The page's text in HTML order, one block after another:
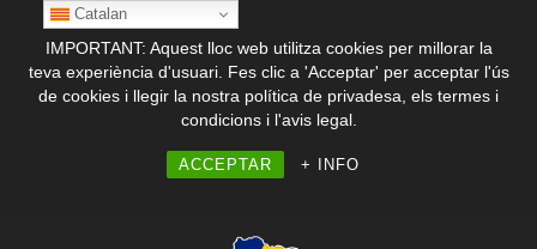
IMPORTANT: Aquest lloc web utilitza cookies per millorar la
teva experiència d'usuari. Fes clic a 'Acceptar' per acceptar l'ús
de cookies i llegir la nostra política de privadesa, els termes i
condicions i l'avis legal.
ACCEPTAR + INFO
Catalan